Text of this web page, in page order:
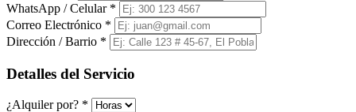
WhatsApp / Celular *
Correo Electrónico *
Dirección / Barrio *
Detalles del Servicio
¿Alquiler por? *